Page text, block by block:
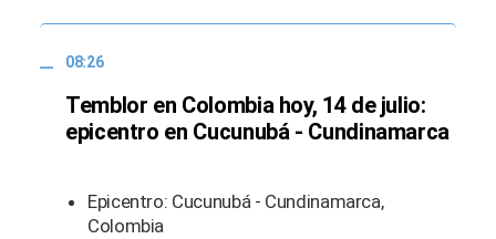
08:26
Temblor en Colombia hoy, 14 de julio:
epicentro en Cucunubá - Cundinamarca
Epicentro: Cucunubá - Cundinamarca,
Colombia